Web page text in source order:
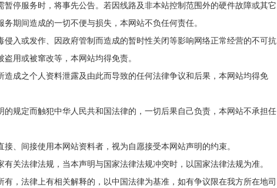
暂停服务时，将事先公告。若因线路及非本站控制范围外的硬件故障或其它
期间造成的一切不便与损失，本网站不负任何责任。
侵入或发作、因政府管制而造成的暂时性关闭等影响网络正常经营的不可抗
用或被窜改等，本网站均得免责。
造成之个人资料泄露及由此而导致的任何法律争议和后果，本网站均得免
的规定而触犯中华人民共和国法律的，一切后果自己负责，本网站不承担任
、间接使用本网站资料者，视为自愿接受本网站声明的约束。
关法律法规，当本声明与国家法律法规冲突时，以国家法律法规为准。
，法律上有相关解释的，以中国法律为基准，如有争议限在我方所在地司